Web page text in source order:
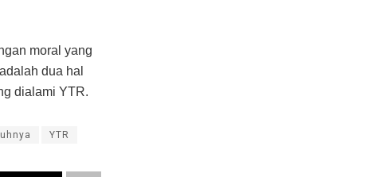
moral yang
dua hal
dialami YTR.
YTR